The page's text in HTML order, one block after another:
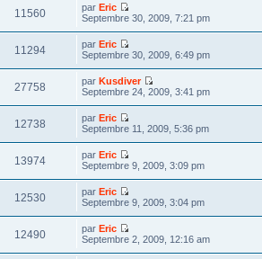
11560 parEric
Septembre 30, 2009, 7:21 pm
11294 parEric
Septembre 30, 2009, 6:49 pm
27758 parKusdiver
Septembre 24, 2009, 3:41 pm
12738 parEric
Septembre 11, 2009, 5:36 pm
13974 parEric
Septembre 9, 2009, 3:09 pm
12530 parEric
Septembre 9, 2009, 3:04 pm
12490 parEric
Septembre 2, 2009, 12:16 am